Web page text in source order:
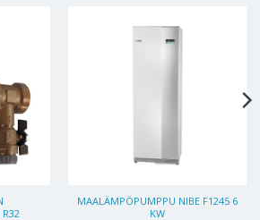
MAALÄMPÖPUMPPU NIBE F1245 6
KW